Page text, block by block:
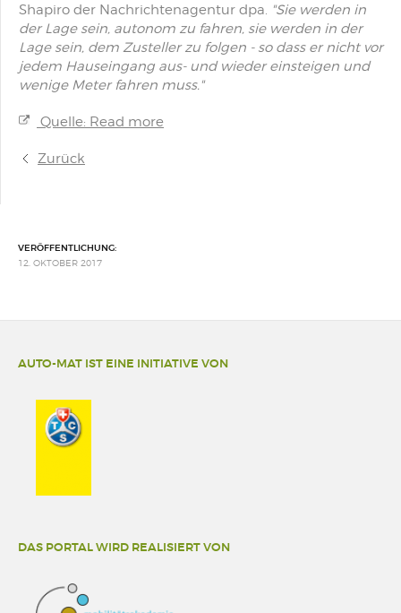
Shapiro der Nachrichtenagentur dpa. "Sie werden in
der Lage sein, autonom zu fahren, sie werden in der
Lage sein, dem Zusteller zu folgen - so dass er nicht vor
jedem Hauseingang aus- und wieder einsteigen und
wenige Meter fahren muss."
Quelle: Read more
Zurück
VERÖFFENTLICHUNG:
12. OKTOBER 2017
AUTO-MAT IST EINE INITIATIVE VON
DAS PORTAL WIRD REALISIERT VON